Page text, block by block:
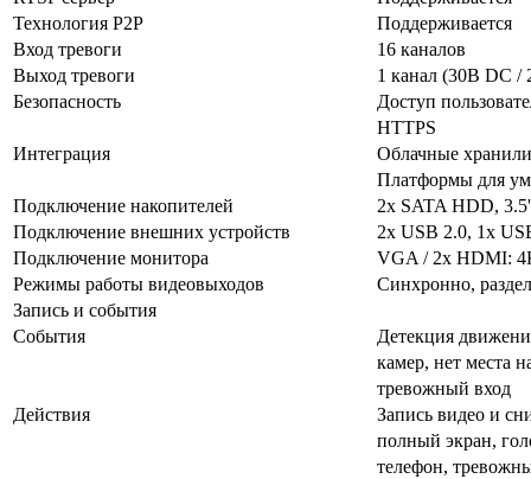
Технология P2P
Поддерживается
Вход тревоги
16 каналов
Выход тревоги
1 канал (30В DC
Безопасность
Доступ
HTTPS
Интеграция
Облачные
Платформы для
Подключение накопителей
2х SATA HDD,
Подключение внешних устройств
2x USB 2.0, 1х
Подключение монитора
VGA / 2x HDMI:
Режимы работы видеовыходов
Синхронно,
Запись и события
События
Детекция
камер, нет места
тревожный вход
Действия
Запись видео и
полный экран,
телефон,